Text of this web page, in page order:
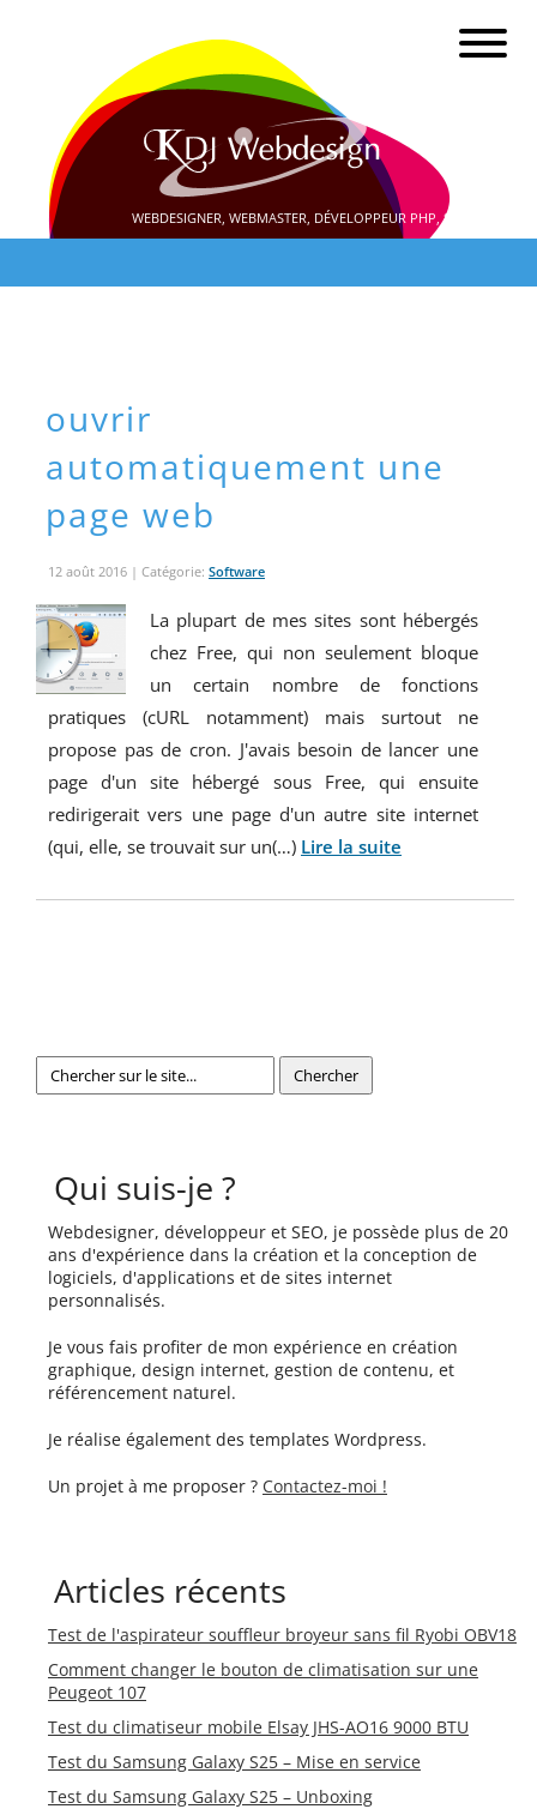
WEBDESIGNER, WEBMASTER, DÉVELOPPEUR PHP, SEO
ouvrir
automatiquement une
page web
12 août 2016 | Catégorie: Software
La plupart de mes sites sont hébergés
chez Free, qui non seulement bloque
un certain nombre de fonctions
pratiques (cURL notamment) mais surtout ne
propose pas de cron. J'avais besoin de lancer une
page d'un site hébergé sous Free, qui ensuite
redirigerait vers une page d'un autre site internet
(qui, elle, se trouvait sur un(…) Lire la suite
Qui suis-je ?
Webdesigner, développeur et SEO, je possède plus de 20
ans d'expérience dans la création et la conception de
logiciels, d'applications et de sites internet
personnalisés.
Je vous fais profiter de mon expérience en création
graphique, design internet, gestion de contenu, et
référencement naturel.
Je réalise également des templates Wordpress.
Un projet à me proposer ? Contactez-moi !
Articles récents
Test de l'aspirateur souffleur broyeur sans fil Ryobi OBV18
Comment changer le bouton de climatisation sur une
Peugeot 107
Test du climatiseur mobile Elsay JHS-AO16 9000 BTU
Test du Samsung Galaxy S25 – Mise en service
Test du Samsung Galaxy S25 – Unboxing